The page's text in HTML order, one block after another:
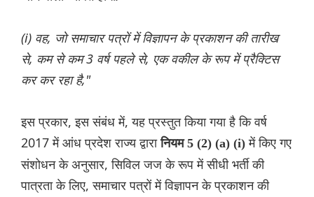
(i) वह, जो समाचार पत्रों में विज्ञापन के प्रकाशन की तारीख
से, कम से कम 3 वर्ष पहले से, एक वकील के रूप में प्रैक्टिस
कर कर रहा है,"
इस प्रकार, इस संबंध में, यह प्रस्तुत किया गया है कि वर्ष
2017 में आंध प्रदेश राज्य द्वारानियम 5 (2) (a) (i)में किए गए
संशोधन के अनुसार, सिविल जज के रूप में सीधी भर्ती की
पात्रता के लिए, समाचार पत्रों में विज्ञापन के प्रकाशन की